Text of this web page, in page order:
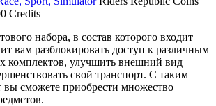
Credits
набора, в состав которого входит
вам разблокировать доступ к различным
комплектов, улучшить внешний вид
свой транспорт. С таким
вы сможете приобрести множество